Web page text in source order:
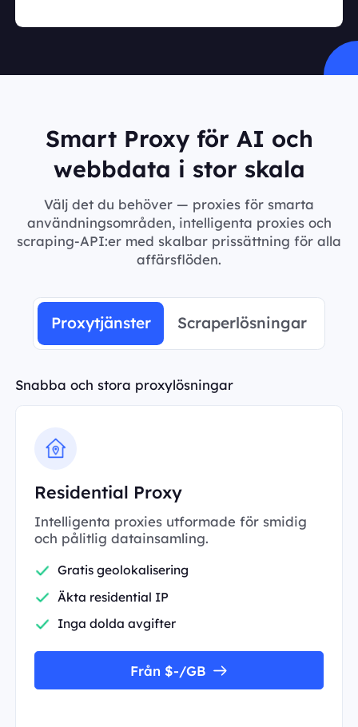
Smart Proxy för AI och
webbdata i stor skala
Välj det du behöver — proxies för smarta
användningsområden, intelligenta proxies och
scraping-API:er med skalbar prissättning för alla
affärsflöden.
Proxytjänster Scraperlösningar
Snabba och stora proxylösningar
Residential Proxy
Intelligenta proxies utformade för smidig
och pålitlig datainsamling.
Gratis geolokalisering
Äkta residential IP
Inga dolda avgifter
Från $-/GB